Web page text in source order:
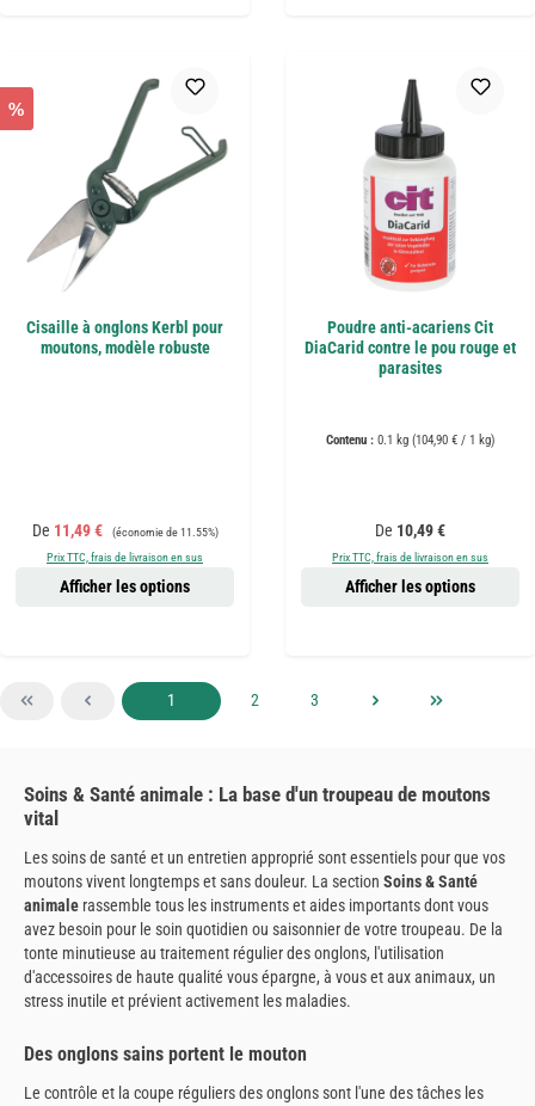
%
Cisaille à onglons Kerbl pour
moutons, modèle robuste
Prix de vente :
De 11,49 € Prix régulier :
(économie de 11.55%)
Prix TTC, frais de livraison en sus
Afficher les options
Poudre anti-acariens Cit
DiaCarid contre le pou rouge et
parasites
Contenu : 0.1 kg (104,90 € / 1 kg)
Prix régulier :
De 10,49 €
Prix TTC, frais de livraison en sus
Afficher les options
Page
1 Page
2 Page
3
Soins & Santé animale : La base d'un troupeau de moutons
vital
Les soins de santé et un entretien approprié sont essentiels pour que vos
moutons vivent longtemps et sans douleur. La section Soins & Santé
animale rassemble tous les instruments et aides importants dont vous
avez besoin pour le soin quotidien ou saisonnier de votre troupeau. De la
tonte minutieuse au traitement régulier des onglons, l'utilisation
d'accessoires de haute qualité vous épargne, à vous et aux animaux, un
stress inutile et prévient activement les maladies.
Des onglons sains portent le mouton
Le contrôle et la coupe réguliers des onglons sont l'une des tâches les